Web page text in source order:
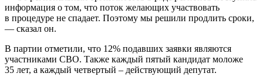
информация о том, что поток желающих участвовать
в процедуре не спадает. Поэтому мы решили продлить сроки,
— сказал он.
В партии отметили, что 12% подавших заявки являются
участниками СВО. Также каждый пятый кандидат моложе
35 лет, а каждый четвертый – действующий депутат.